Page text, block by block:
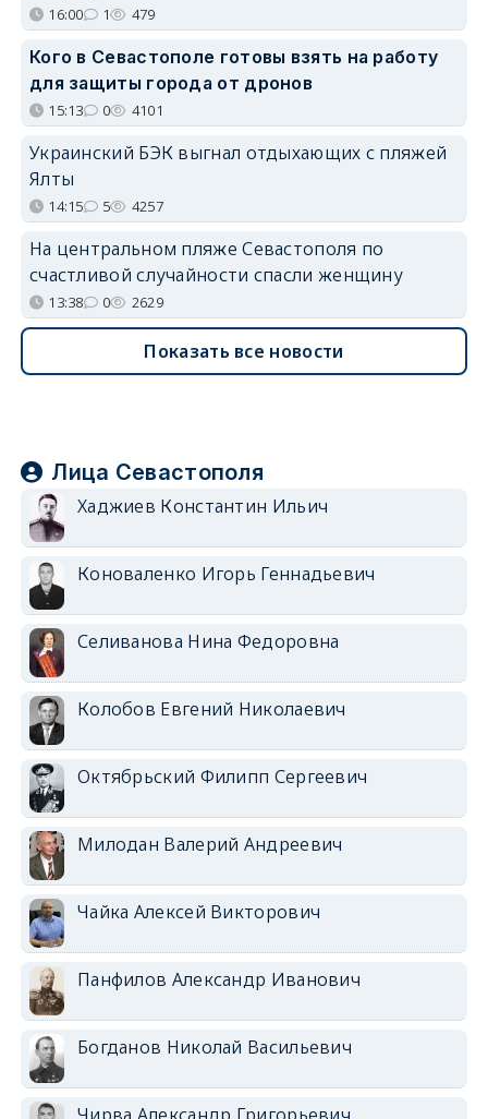
16:00 1 479
Кого в Севастополе готовы взять на работу
для защиты города от дронов
15:13 0 4101
Украинский БЭК выгнал отдыхающих с пляжей
Ялты
14:15 5 4257
На центральном пляже Севастополя по
счастливой случайности спасли женщину
13:38 0 2629
Показать все новости
Лица Севастополя
Хаджиев Константин Ильич
Коноваленко Игорь Геннадьевич
Селиванова Нина Федоровна
Колобов Евгений Николаевич
Октябрьский Филипп Сергеевич
Милодан Валерий Андреевич
Чайка Алексей Викторович
Панфилов Александр Иванович
Богданов Николай Васильевич